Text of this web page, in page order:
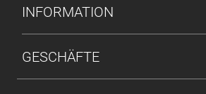
INFORMATION
GESCHÄFTE